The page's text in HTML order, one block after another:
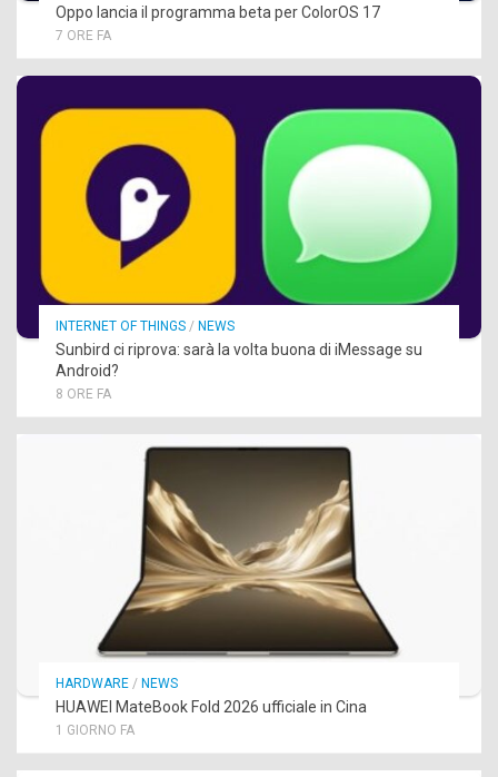
Oppo lancia il programma beta per ColorOS 17
7 ORE FA
INTERNET OF THINGS / NEWS
Sunbird ci riprova: sarà la volta buona di iMessage su
Android?
8 ORE FA
HARDWARE / NEWS
HUAWEI MateBook Fold 2026 ufficiale in Cina
1 GIORNO FA